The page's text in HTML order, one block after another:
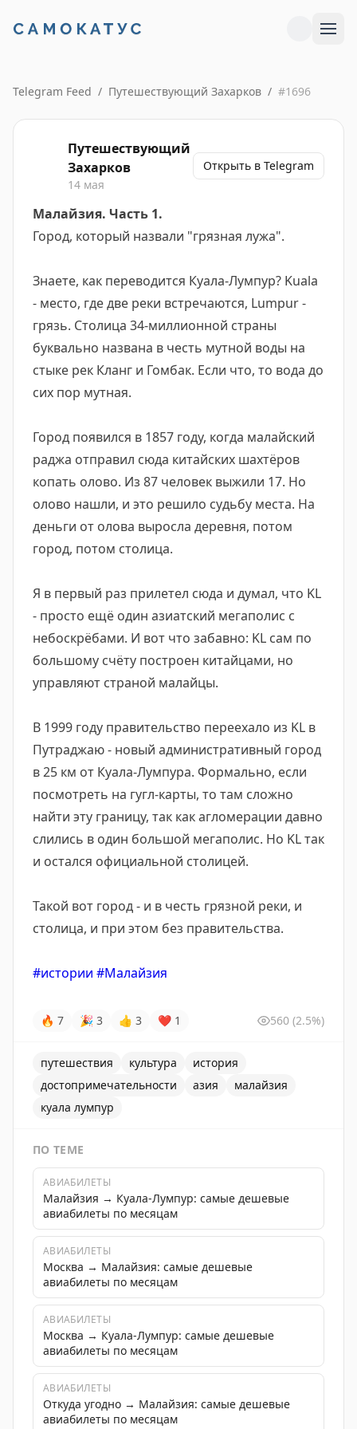
Telegram Feed / Путешествующий Захарков / #1696
Путешествующий
Захарков
14 мая
Открыть в Telegram
Малайзия. Часть 1.
Город, который назвали "грязная лужа".
Знаете, как переводится Куала-Лумпур? Kuala
- место, где две реки встречаются, Lumpur -
грязь. Столица 34-миллионной страны
буквально названа в честь мутной воды на
стыке рек Кланг и Гомбак. Если что, то вода до
сих пор мутная.
Город появился в 1857 году, когда малайский
раджа отправил сюда китайских шахтёров
копать олово. Из 87 человек выжили 17. Но
олово нашли, и это решило судьбу места. На
деньги от олова выросла деревня, потом
город, потом столица.
Я в первый раз прилетел сюда и думал, что KL
- просто ещё один азиатский мегаполис с
небоскрёбами. И вот что забавно: KL сам по
большому счёту построен китайцами, но
управляют страной малайцы.
В 1999 году правительство переехало из KL в
Путраджаю - новый административный город
в 25 км от Куала-Лумпура. Формально, если
посмотреть на гугл-карты, то там сложно
найти эту границу, так как агломерации давно
слились в один большой мегаполис. Но KL так
и остался официальной столицей.
Такой вот город - и в честь грязной реки, и
столица, и при этом без правительства.
#истории #Малайзия
🔥 7 🎉 3 👍 3 ❤ 1 560 (2.5%)
путешествия культура
история
достопримечательности
азия
малайзия
куала лумпур
ПО ТЕМЕ
АВИАБИЛЕТЫ
Малайзия → Куала-Лумпур: самые дешевые
авиабилеты по месяцам
АВИАБИЛЕТЫ
Москва → Малайзия: самые дешевые
авиабилеты по месяцам
АВИАБИЛЕТЫ
Москва → Куала-Лумпур: самые дешевые
авиабилеты по месяцам
АВИАБИЛЕТЫ
Откуда угодно → Малайзия: самые дешевые
авиабилеты по месяцам